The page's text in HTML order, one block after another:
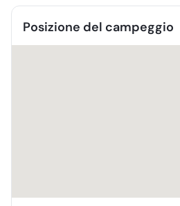
Posizione del campeggio